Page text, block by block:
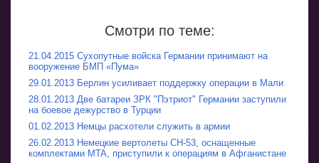
Смотри по теме:
21.04.2015 Сухопутные войска Германии принимают на
вооружение БМП «Пума»
29.01.2013 Берлин усиливает поддержку операции в Мали
28.01.2013 Две батареи ЗРК "Пэтриот" Германии заступили
на боевое дежурство в Турции
01.02.2013 Немцы расхотели служить в армии
26.02.2013 Немецкие вертолеты CH-53, оснащенные
комплектами MTA, приступили к операциям в Афганистане